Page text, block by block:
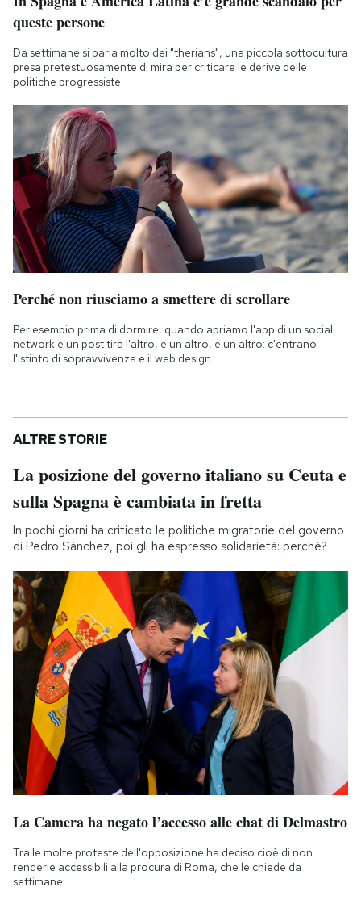
queste persone
Da settimane si parla molto dei "therians", una piccola sottocultura
presa pretestuosamente di mira per criticare le derive delle
politiche progressiste
Perché non riusciamo a smettere di scrollare
Per esempio prima di dormire, quando apriamo l'app di un social
network e un post tira l'altro, e un altro, e un altro: c'entrano
l'istinto di sopravvivenza e il web design
ALTRE STORIE
La posizione del governo italiano su Ceuta e
sulla Spagna è cambiata in fretta
In pochi giorni ha criticato le politiche migratorie del governo
di Pedro Sánchez, poi gli ha espresso solidarietà: perché?
La Camera ha negato l’accesso alle chat di Delmastro
Tra le molte proteste dell'opposizione ha deciso cioè di non
renderle accessibili alla procura di Roma, che le chiede da
settimane